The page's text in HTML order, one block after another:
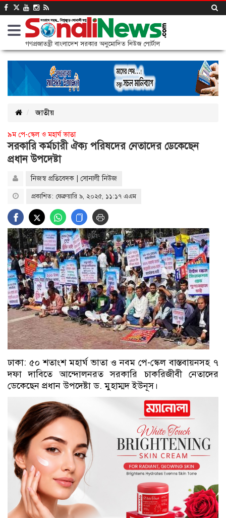
গণপ্রজাতন্ত্রী বাংলাদেশ সরকার অনুমোদিত নিউজ পোর্টাল
জাতীয়
৯ম পে-স্কেল ও মহার্ঘ ভাতা
সরকারি কর্মচারী ঐক্য পরিষদের নেতাদের ডেকেছেন
প্রধান উপদেষ্টা
নিজস্ব প্রতিবেদক | সোনালী নিউজ
প্রকাশিত: ফেব্রুয়ারি ৯, ২০২৫, ১১:১৭ এএম
ঢাকা: ৫০ শতাংশ মহার্ঘ ভাতা ও নবম পে-স্কেল বাস্তবায়নসহ ৭
দফা দাবিতে আন্দোলনরত সরকারি চাকরিজীবী নেতাদের
ডেকেছেন প্রধান উপদেষ্টা ড. মুহাম্মদ ইউনূস।